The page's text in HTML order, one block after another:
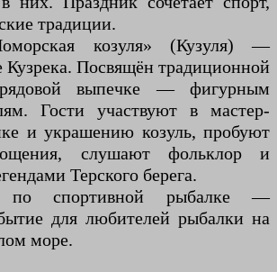
традиции.
козуля» (Кузуля) —
Кузрека. Посвящён традиционной
выпечке — фигурным
Гости участвуют в мастер-
и украшению козуль, пробуют
слушают фольклор и
Терского берега.
по спортивной рыбалке —
для любителей рыбалки на
море.